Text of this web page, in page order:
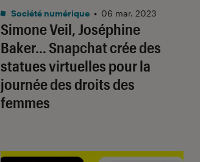
Simone Veil, Joséphine
Baker… Snapchat crée des
statues virtuelles pour la
journée des droits des
femmes
Société numérique • 06 mar. 2023